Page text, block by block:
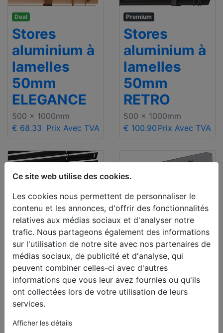
Ce site web utilise des cookies.
Les cookies nous permettent de personnaliser le
contenu et les annonces, d'offrir des fonctionnalités
relatives aux médias sociaux et d'analyser notre
trafic. Nous partageons également des informations
sur l'utilisation de notre site avec nos partenaires de
médias sociaux, de publicité et d'analyse, qui
peuvent combiner celles-ci avec d'autres
informations que vous leur avez fournies ou qu'ils
ont collectées lors de votre utilisation de leurs
services.
Afficher les détails
Deal
Stores
aluminium à
lamelles
50mm
ELEGANCE
500 x 1000mm
€ 68.33 Prix Avec TVA
Premium
Stores
aluminium à
lamelles
50mm
RETRO
500 x 1000mm
€ 100.90 Prix Avec TVA
Budget
Stores
aluminium à
lamelles
25mm
Budget
Stores
aluminium à